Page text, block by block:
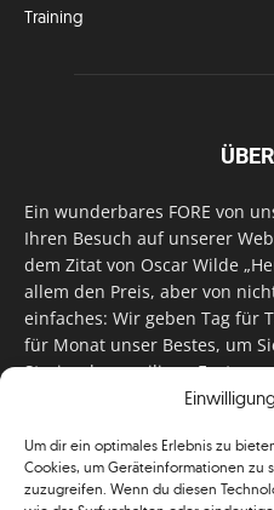
Um dir ein optimales Erlebnis zu
Cookies, um Geräteinformationen zu
zuzugreifen. Wenn du diesen
Training
Ein wunderbares FORE von
Ihren Besuch auf unserer
dem Zitat von Oscar Wilde
allem den Preis, aber von
einfaches: Wir geben Tag für
für Monat unser Bestes, um
Stories, kurzweiligen
zu versorgen. Im Magazin,
klassischen Wortsinn nicht